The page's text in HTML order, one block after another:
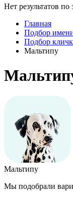
Нет результатов по
Главная
Подбор
Подбор
Мальтипу
Мальтипу
Мы подобрали